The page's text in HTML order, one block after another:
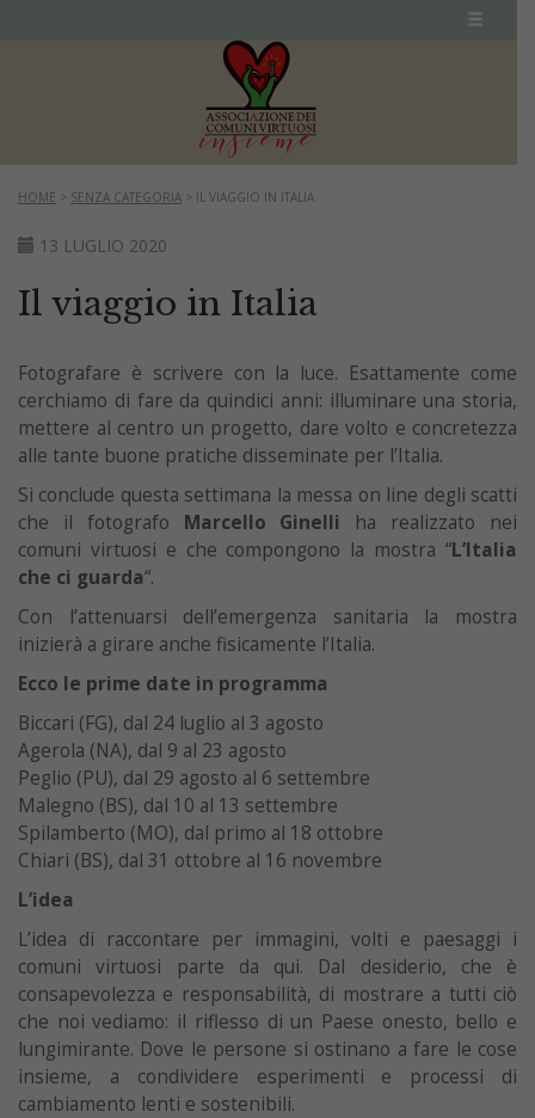
HOME > SENZA CATEGORIA > IL VIAGGIO IN ITALIA
13 LUGLIO 2020
Il viaggio in Italia
Fotografare è scrivere con la luce. Esattamente come
cerchiamo di fare da quindici anni: illuminare una storia,
mettere al centro un progetto, dare volto e concretezza
alle tante buone pratiche disseminate per l’Italia.
Si conclude questa settimana la messa on line degli scatti
che il fotografo Marcello Ginelli
ha realizzato nei
comuni virtuosi e che compongono la mostra “L’Italia
che ci guarda“.
Con l’attenuarsi dell’emergenza sanitaria la mostra
inizierà a girare anche fisicamente l’Italia.
Ecco le prime date in programma
Biccari (FG), dal 24 luglio al 3 agosto
Agerola (NA), dal 9 al 23 agosto
Peglio (PU), dal 29 agosto al 6 settembre
Malegno (BS), dal 10 al 13 settembre
Spilamberto (MO), dal primo al 18 ottobre
Chiari (BS), dal 31 ottobre al 16 novembre
L’idea
L’idea di raccontare per immagini, volti e paesaggi i
comuni virtuosi parte da qui. Dal desiderio, che è
consapevolezza e responsabilità, di mostrare a tutti ciò
che noi vediamo: il riflesso di un Paese onesto, bello e
lungimirante. Dove le persone si ostinano a fare le cose
insieme, a condividere esperimenti e processi di
cambiamento lenti e sostenibili.